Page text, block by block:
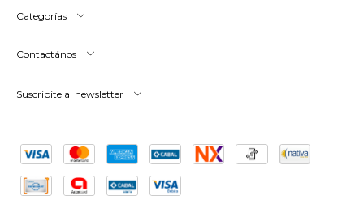
Categorías
Contactános
Suscribite al newsletter